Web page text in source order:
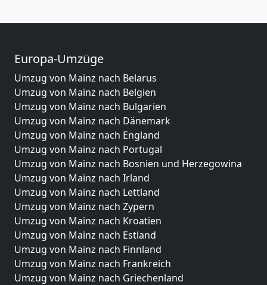
Europa-Umzüge
Umzug von Mainz nach Belarus
Umzug von Mainz nach Belgien
Umzug von Mainz nach Bulgarien
Umzug von Mainz nach Dänemark
Umzug von Mainz nach England
Umzug von Mainz nach Portugal
Umzug von Mainz nach Bosnien und Herzegowina
Umzug von Mainz nach Irland
Umzug von Mainz nach Lettland
Umzug von Mainz nach Zypern
Umzug von Mainz nach Kroatien
Umzug von Mainz nach Estland
Umzug von Mainz nach Finnland
Umzug von Mainz nach Frankreich
Umzug von Mainz nach Griechenland